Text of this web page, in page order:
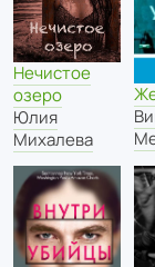
Нечистое
озеро
Юлия
Михалева